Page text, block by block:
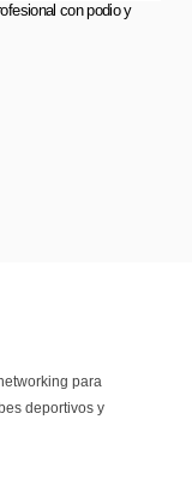
con podio y
para
deportivos y